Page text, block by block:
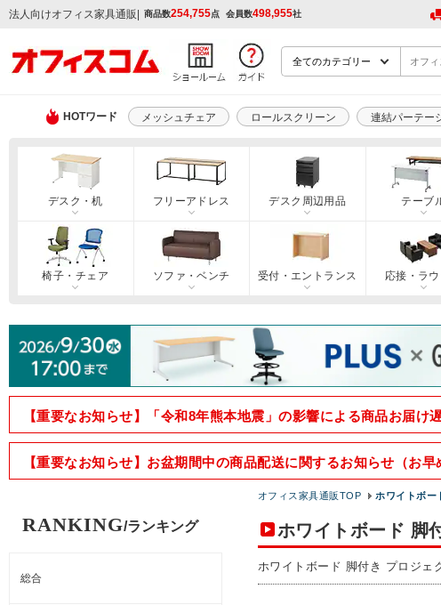
法人向けオフィス家具通販 | 商品数254,755点 会員数498,955社
HOTワード メッシュチェア ロールスクリーン 連結パーテー
デスク・机 フリーアドレス デスク周辺用品 テーブ
椅子・チェア ソファ・ベンチ 受付・エントランス 応接・ラ
【重要なお知らせ】「令和8年熊本地震」の影響による商品お届け
【重要なお知らせ】お盆期間中の商品配送に関するお知らせ（お早
オフィス家具通販TOP ホワイトボー
ホワイトボード 脚
ホワイトボード 脚付き プロジェ
RANKING/ランキング
総合